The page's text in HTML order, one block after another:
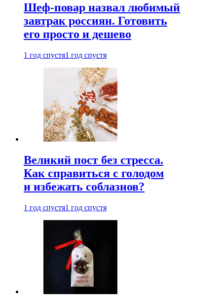
Шеф-повар назвал любимый
завтрак россиян. Готовить
его просто и дешево
1 год спустя1 год спустя
Великий пост без стресса.
Как справиться с голодом
и избежать соблазнов?
1 год спустя1 год спустя